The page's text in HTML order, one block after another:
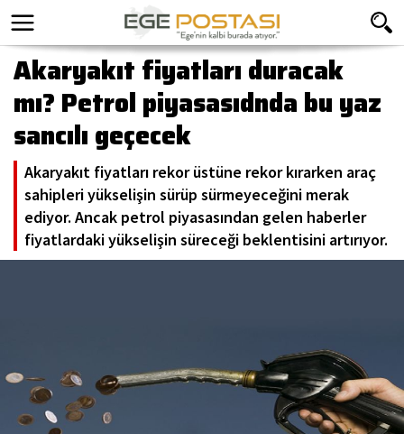
Akaryakıt fiyatları duracak
mı? Petrol piyasasıdnda bu yaz
sancılı geçecek
Akaryakıt fiyatları rekor üstüne rekor kırarken araç
sahipleri yükselişin sürüp sürmeyeceğini merak
ediyor. Ancak petrol piyasasından gelen haberler
fiyatlardaki yükselişin süreceği beklentisini artırıyor.